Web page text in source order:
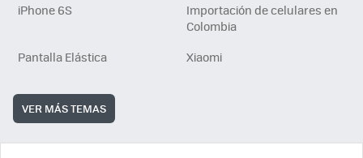
iPhone 6S
Importación de celulares en
Colombia
Pantalla Elástica
Xiaomi
VER MÁS TEMAS